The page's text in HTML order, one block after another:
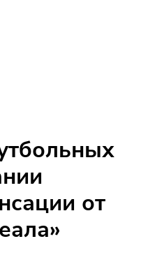
от